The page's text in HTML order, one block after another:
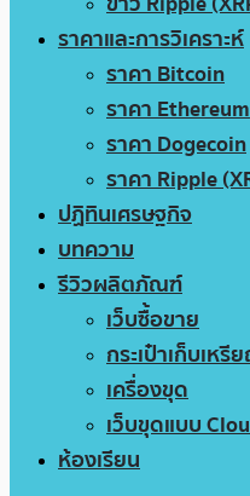
ราคาและการวิเคราะห์
ราคา Bitcoin
ราคา Ethereum
ราคา Dogecoin
ราคา Ripple
ปฏิทินเศรษฐกิจ
บทความ
รีวิวผลิตภัณฑ์
เว็บซื้อขาย
กระเป๋าเก็บเหรี
เครื่องขุด
เว็บขุดแบบ
ห้องเรียน